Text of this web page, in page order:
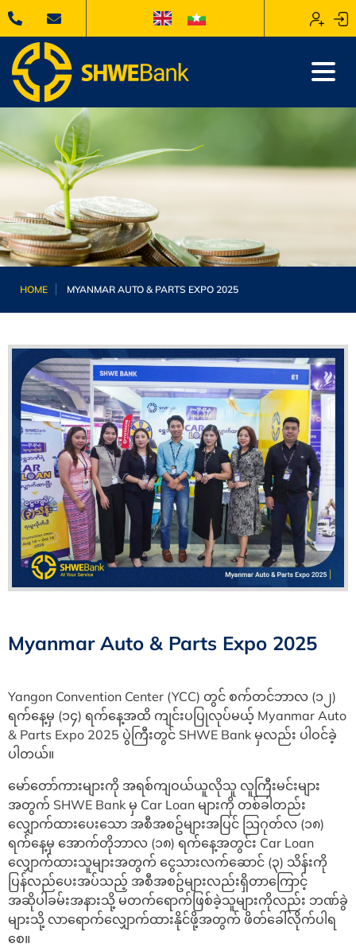
HOME MYANMAR AUTO & PARTS EXPO 2025
Myanmar Auto & Parts Expo 2025
Yangon Convention Center (YCC) တွင် စက်တင်ဘာလ (၁၂)
ရက်နေ့မှ (၁၄) ရက်နေ့အထိ ကျင်းပပြုလုပ်မယ့် Myanmar Auto
& Parts Expo 2025 ပွဲကြီးတွင် SHWE Bank မှလည်း ပါဝင်ခဲ့
ပါတယ်။
မော်တော်ကားများကို အရစ်ကျဝယ်ယူလိုသူ လူကြီးမင်းများ
အတွက် SHWE Bank မှ Car Loan များကို တစ်ခါတည်း
လျှောက်ထားပေးသော အစီအစဥ်များအပြင် သြဂုတ်လ (၁၈)
ရက်နေ့မှ အောက်တိုဘာလ (၁၈) ရက်နေ့အတွင်း Car Loan
လျှောက်ထားသူများအတွက် ငွေသားလက်ဆောင် (၃) သိန်းကို
ပြန်လည်ပေးအပ်သည့် အစီအစဥ်များလည်းရှိတာကြောင့်
အဆိုပါခမ်းအနားသို့ မတက်ရောက်ဖြစ်ခဲ့သူများကိုလည်း ဘဏ်ခွဲ
များသို့ လာရောက်လျှောက်ထားနိုင်ဖို့အတွက် ဖိတ်ခေါ်လိုက်ပါရ
စေ။